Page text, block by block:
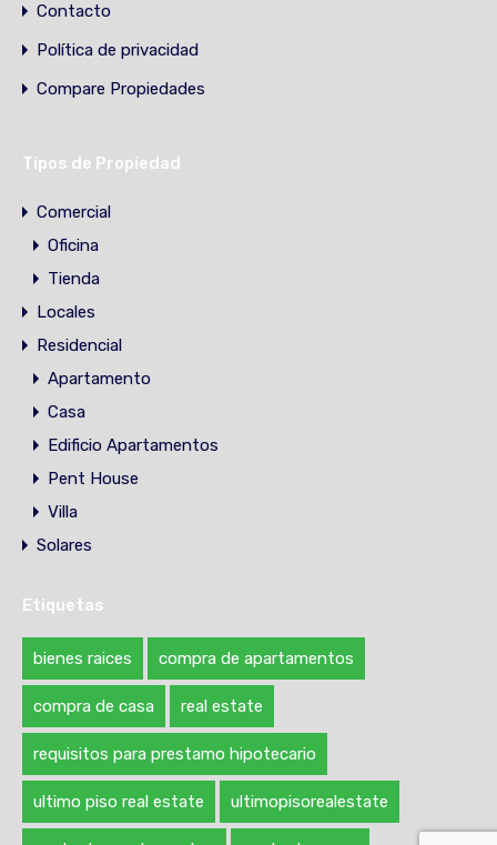
Contacto
Política de privacidad
Compare Propiedades
Tipos de Propiedad
Comercial
Oficina
Tienda
Locales
Residencial
Apartamento
Casa
Edificio Apartamentos
Pent House
Villa
Solares
Etiquetas
bienes raices compra de apartamentos
compra de casa real estate
requisitos para prestamo hipotecario
ultimo piso real estate ultimopisorealestate